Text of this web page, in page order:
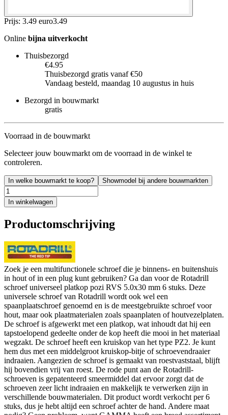
Prijs: 3.49 euro3.49
Online bijna uitverkocht
Thuisbezorgd
€4.95
Thuisbezorgd gratis vanaf €50
Vandaag besteld, maandag 10 augustus in huis
Bezorgd in bouwmarkt
gratis
Voorraad in de bouwmarkt
Selecteer jouw bouwmarkt om de voorraad in de winkel te
controleren.
In welke bouwmarkt te koop? Showmodel bij andere bouwmarkten
In winkelwagen
Productomschrijving
Zoek je een multifunctionele schroef die je binnens- en buitenshuis
in hout of in een plug kunt gebruiken? Ga dan voor de Rotadrill
schroef universeel platkop pozi RVS 5.0x30 mm 6 stuks. Deze
universele schroef van Rotadrill wordt ook wel een
spaanplaatschroef genoemd en is de meestgebruikte schroef voor
hout, maar ook plaatmaterialen zoals spaanplaten of houtvezelplaten.
De schroef is afgewerkt met een platkop, wat inhoudt dat hij een
tapstoelopend gedeelte onder de kop heeft die mooi in het materiaal
wegzakt. De schroef heeft een kruiskop van het type PZ2. Je kunt
hem dus met een middelgroot kruiskop-bitje of schroevendraaier
indraaien. Aangezien de schroef is gemaakt van roestvaststaal, blijft
hij bovendien vrij van roest. De rode punt aan de Rotadrill-
schroeven is gepatenteerd smeermiddel dat ervoor zorgt dat de
schroeven zeer licht indraaien en makkelijk te verwerken zijn in
verschillende bouwmaterialen. Dit product wordt verkocht per 6
stuks, dus je hebt altijd een schroef achter de hand. Andere maat